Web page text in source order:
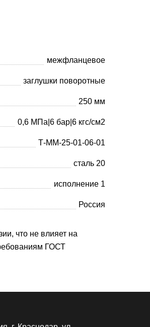
межфланцевое
заглушки поворотные
250 мм
0,6 МПа|6 бар|6 кгс/см2
Т-ММ-25-01-06-01
сталь 20
исполнение 1
Россия
что не влияет на
ГОСТ